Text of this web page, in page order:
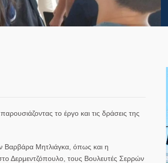
το έργο και τις δράσεις της
Βαρβάρα Μητλιάγκα, όπως και η
Δερμεντζόπουλο, τους Βουλευτές Σερρών